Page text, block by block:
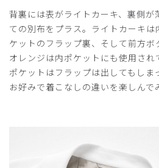
ご購入者様
購入確認済み
C05メンズ白衣:ライトジ
背裏には表がライトカーキ、裏側が
ての別布をプラス。ライトカーキは
ケットのフラップ裏、そして前方ボ
オレンジは内ポケットにも使用され
ポケットはフラップは出してもしま
お好みで着こなしの違いを楽しんで